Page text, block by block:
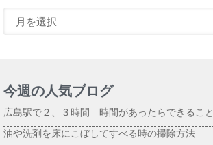
今週の人気ブログ
広島駅で２、３時間 時間があったらできること
油や洗剤を床にこぼしてすべる時の掃除方法